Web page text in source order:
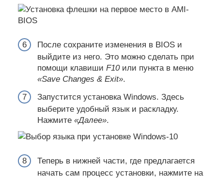
После сохраните изменения в BIOS и
выйдите из него. Это можно сделать при
помощи клавиши F10или пункта в меню
«Save Changes & Exit».
Запустится установка Windows. Здесь
выберите удобный язык и раскладку.
Нажмите «Далее».
Теперь в нижней части, где предлагается
начать сам процесс установки, нажмите на